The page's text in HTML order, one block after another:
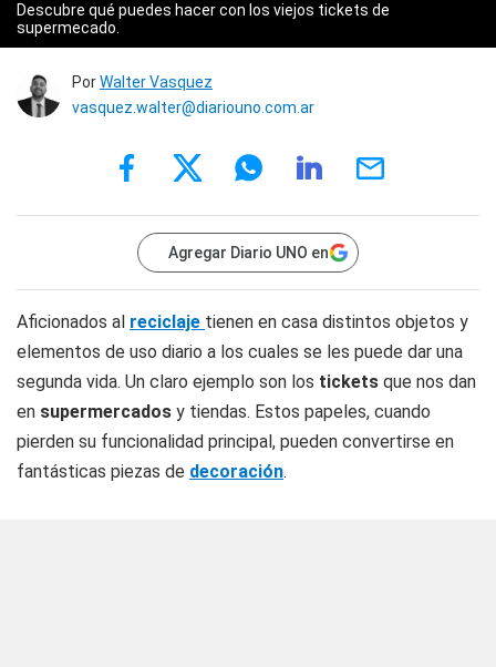
Descubre qué puedes hacer con los viejos tickets de
supermecado.
PorWalter Vasquez
vasquez.walter@diariouno.com.ar
Agregar Diario UNO en
Aficionados al reciclaje tienen en casa distintos objetos y
elementos de uso diario a los cuales se les puede dar una
segunda vida. Un claro ejemplo son los tickets que nos dan
en supermercados y tiendas. Estos papeles, cuando
pierden su funcionalidad principal, pueden convertirse en
fantásticas piezas de decoración.